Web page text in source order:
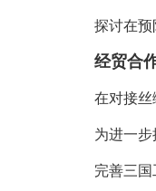
探讨在预
经贸合
在对接丝
为进一
完善三